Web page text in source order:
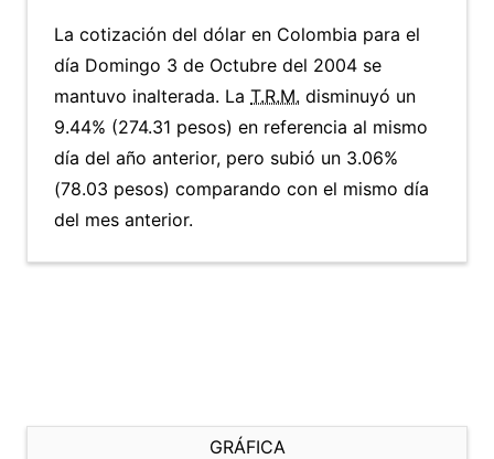
La cotización del dólar en Colombia para el
día Domingo 3 de Octubre del 2004 se
mantuvo inalterada. La T.R.M. disminuyó un
9.44% (274.31 pesos) en referencia al mismo
día del año anterior, pero subió un 3.06%
(78.03 pesos) comparando con el mismo día
del mes anterior.
GRÁFICA